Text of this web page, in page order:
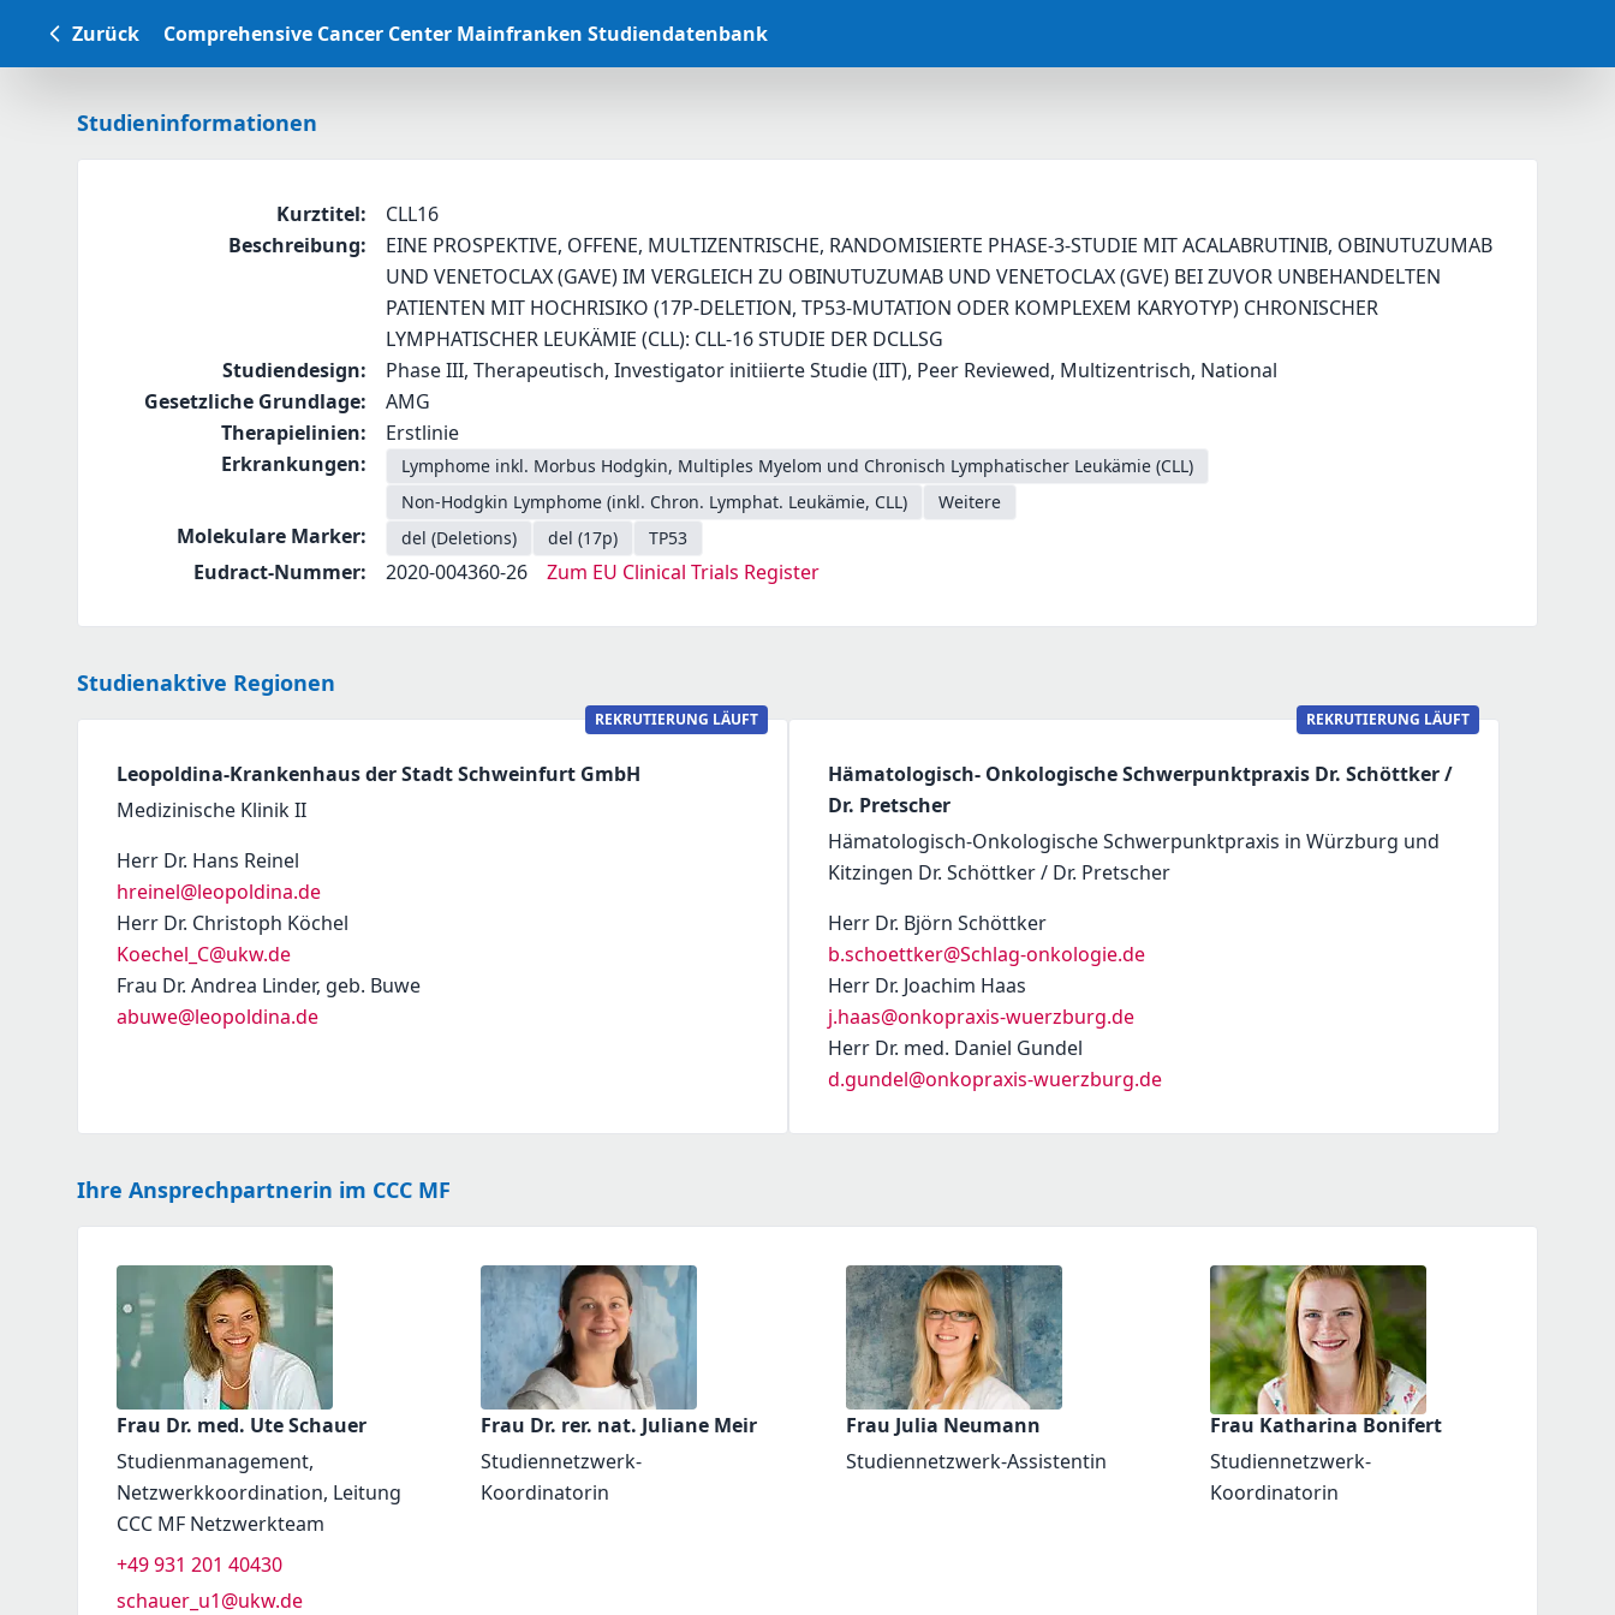
Zurück Comprehensive Cancer Center Mainfranken Studiendatenbank
Studieninformationen
Kurztitel:
CLL16
Beschreibung:
EINE PROSPEKTIVE, OFFENE, MULTIZENTRISCHE, RANDOMISIERTE PHASE-3-STUDIE MIT ACALABRUTINIB, OBINUTUZUMAB
UND VENETOCLAX (GAVE) IM VERGLEICH ZU OBINUTUZUMAB UND VENETOCLAX (GVE) BEI ZUVOR UNBEHANDELTEN
PATIENTEN MIT HOCHRISIKO (17P-DELETION, TP53-MUTATION ODER KOMPLEXEM KARYOTYP) CHRONISCHER
LYMPHATISCHER LEUKÄMIE (CLL): CLL-16 STUDIE DER DCLLSG
Studiendesign:
Phase III, Therapeutisch, Investigator initiierte Studie (IIT), Peer Reviewed, Multizentrisch, National
Gesetzliche Grundlage:
AMG
Therapielinien:
Erstlinie
Erkrankungen:
Lymphome inkl. Morbus Hodgkin, Multiples Myelom und Chronisch Lymphatischer Leukämie (CLL)
Non-Hodgkin Lymphome (inkl. Chron. Lymphat. Leukämie, CLL)
Weitere
Molekulare Marker: del (Deletions) del (17p) TP53
Eudract-Nummer: 2020-004360-26 Zum EU Clinical Trials Register
Studienaktive Regionen
REKRUTIERUNG LÄUFT
Leopoldina-Krankenhaus der Stadt Schweinfurt GmbH
Medizinische Klinik II
Herr Dr. Hans Reinel
hreinel@leopoldina.de
Herr Dr. Christoph Köchel
Koechel_C@ukw.de
Frau Dr. Andrea Linder, geb. Buwe
abuwe@leopoldina.de
REKRUTIERUNG LÄUFT
Hämatologisch- Onkologische Schwerpunktpraxis Dr. Schöttker /
Dr. Pretscher
Hämatologisch-Onkologische Schwerpunktpraxis in Würzburg und
Kitzingen Dr. Schöttker / Dr. Pretscher
Herr Dr. Björn Schöttker
b.schoettker@Schlag-onkologie.de
Herr Dr. Joachim Haas
j.haas@onkopraxis-wuerzburg.de
Herr Dr. med. Daniel Gundel
d.gundel@onkopraxis-wuerzburg.de
Ihre Ansprechpartnerin im CCC MF
Frau Dr. med. Ute Schauer
Studienmanagement,
Netzwerkkoordination, Leitung
CCC MF Netzwerkteam
+49 931 201 40430
schauer_u1@ukw.de
Frau Dr. rer. nat. Juliane Meir
Studiennetzwerk-
Koordinatorin
Frau Julia Neumann
Studiennetzwerk-Assistentin
Frau Katharina Bonifert
Studiennetzwerk-
Koordinatorin